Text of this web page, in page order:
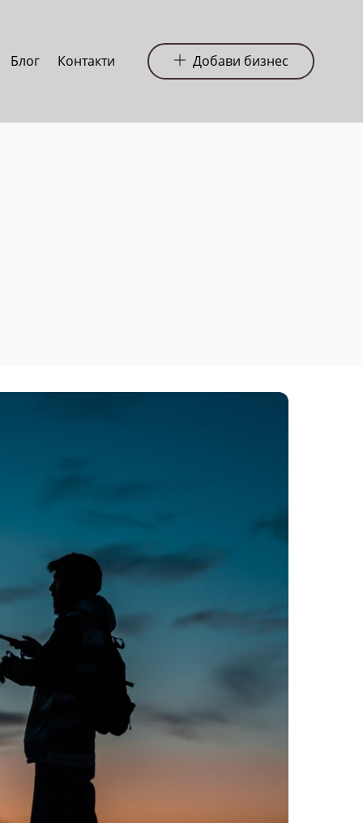
Блог Контакти Добави бизнес